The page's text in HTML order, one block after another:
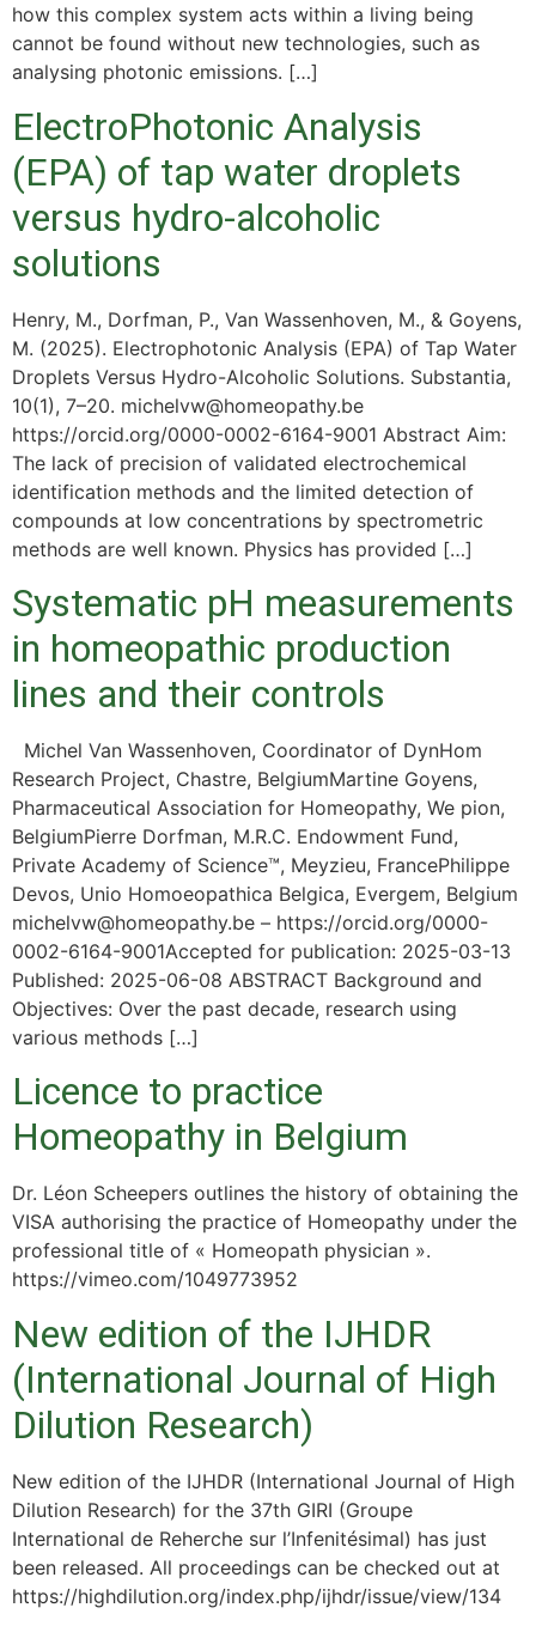
how this complex system acts within a living being
cannot be found without new technologies, such as
analysing photonic emissions. […]
ElectroPhotonic Analysis
(EPA) of tap water droplets
versus hydro-alcoholic
solutions
Henry, M., Dorfman, P., Van Wassenhoven, M., & Goyens,
M. (2025). Electrophotonic Analysis (EPA) of Tap Water
Droplets Versus Hydro-Alcoholic Solutions. Substantia,
10(1), 7–20. michelvw@homeopathy.be
https://orcid.org/0000-0002-6164-9001 Abstract Aim:
The lack of precision of validated electrochemical
identification methods and the limited detection of
compounds at low concentrations by spectrometric
methods are well known. Physics has provided […]
Systematic pH measurements
in homeopathic production
lines and their controls
Michel Van Wassenhoven, Coordinator of DynHom
Research Project, Chastre, BelgiumMartine Goyens,
Pharmaceutical Association for Homeopathy, We pion,
BelgiumPierre Dorfman, M.R.C. Endowment Fund,
Private Academy of Science™, Meyzieu, FrancePhilippe
Devos, Unio Homoeopathica Belgica, Evergem, Belgium
michelvw@homeopathy.be – https://orcid.org/0000-
0002-6164-9001Accepted for publication: 2025-03-13
Published: 2025-06-08 ABSTRACT Background and
Objectives: Over the past decade, research using
various methods […]
Licence to practice
Homeopathy in Belgium
Dr. Léon Scheepers outlines the history of obtaining the
VISA authorising the practice of Homeopathy under the
professional title of « Homeopath physician ».
https://vimeo.com/1049773952
New edition of the IJHDR
(International Journal of High
Dilution Research)
New edition of the IJHDR (International Journal of High
Dilution Research) for the 37th GIRI (Groupe
International de Reherche sur l’Infenitésimal) has just
been released. All proceedings can be checked out at
https://highdilution.org/index.php/ijhdr/issue/view/134